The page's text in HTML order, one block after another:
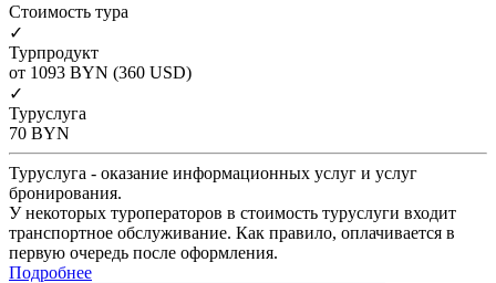
Cтоимость тура
✓
Турпродукт
от 1093 BYN (360 USD)
✓
Туруслуга
70 BYN
Туруслуга - оказание информационных услуг и услуг
бронирования.
У некоторых туроператоров в стоимость туруслуги входит
транспортное обслуживание. Как правило, оплачивается в
первую очередь после оформления.
Подробнее